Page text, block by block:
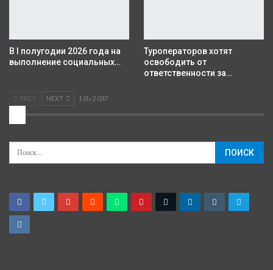
В I полугодии 2026 года на
выполнение социальных…
Туроператоров хотят
освободить от
ответственности за…
PREV NEXT 1 Из 2 037